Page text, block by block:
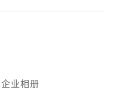
企业相册